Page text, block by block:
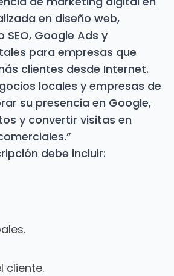
en diseño web,
Google Ads y
para empresas que
clientes desde Internet.
locales y empresas de
su presencia en Google,
y convertir visitas en
debe incluir:
cliente.